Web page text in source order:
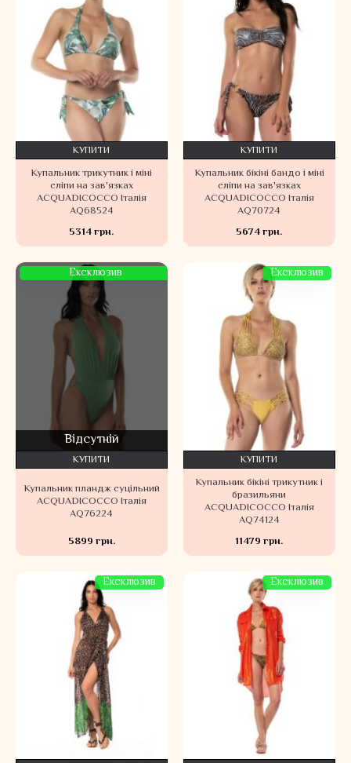
Купальник трикутник і міні
сліпи на зав'язках
ACQUADICOCCO Італія
AQ68524
5314 грн.
КУПИТИ
Купальник бікіні бандо і міні
сліпи на зав'язках
ACQUADICOCCO Італія
AQ70724
5674 грн.
КУПИТИ
Ексклюзив
Відсутній
Купальник пландж суцільний
ACQUADICOCCO Італія
AQ76224
5899 грн.
КУПИТИ
Ексклюзив
Купальник бікіні трикутник і
бразильяни
ACQUADICOCCO Італія
AQ74124
11479 грн.
КУПИТИ
Ексклюзив Ексклюзив